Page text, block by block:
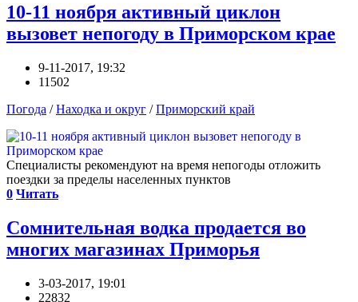
10-11 ноября активный циклон
вызовет непогоду в Приморском крае
9-11-2017, 19:32
11502
Погода /Находка и округ /Приморский край
Специалисты рекомендуют на время непогоды отложить
поездки за пределы населенных пунктов
0 Читать
Сомнительная водка продается во
многих магазинах Приморья
3-03-2017, 19:01
22832